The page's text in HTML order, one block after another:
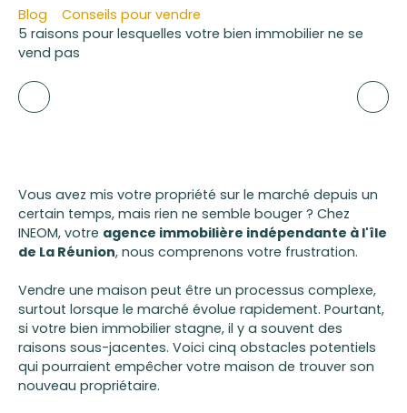
Blog
Conseils pour vendre
5 raisons pour lesquelles votre bien immobilier ne se
vend pas
Vous avez mis votre propriété sur le marché depuis un
certain temps, mais rien ne semble bouger ? Chez
INEOM, votre agence immobilière indépendante à l'île
de La Réunion, nous comprenons votre frustration.
Vendre une maison peut être un processus complexe,
surtout lorsque le marché évolue rapidement. Pourtant,
si votre bien immobilier stagne, il y a souvent des
raisons sous-jacentes. Voici cinq obstacles potentiels
qui pourraient empêcher votre maison de trouver son
nouveau propriétaire.